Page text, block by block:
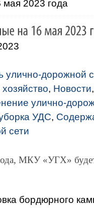
2023 года
улично-дорожной
, Новости
улично-
УДС,
сети
МКУ «УГХ»
бордюрного